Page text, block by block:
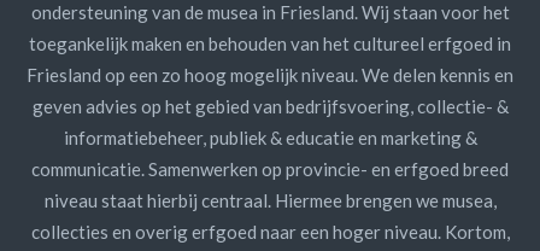
ondersteuning van de musea in Friesland. Wij staan voor het
toegankelijk maken en behouden van het cultureel erfgoed in
Friesland op een zo hoog mogelijk niveau. We delen kennis en
geven advies op het gebied van bedrijfsvoering, collectie- &
informatiebeheer, publiek & educatie en marketing &
communicatie. Samenwerken op provincie- en erfgoed breed
niveau staat hierbij centraal. Hiermee brengen we musea,
collecties en overig erfgoed naar een hoger niveau. Kortom,